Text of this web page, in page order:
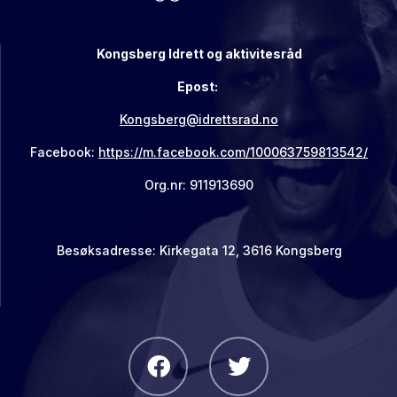
Kongsberg Idrett og aktivitesråd
Epost:
Kongsberg@idrettsrad.no
Facebook: https://m.facebook.com/100063759813542/
Org.nr: 911913690
Besøksadresse: Kirkegata 12, 3616 Kongsberg